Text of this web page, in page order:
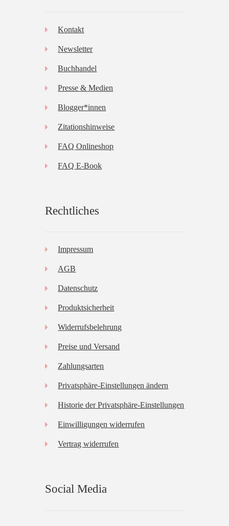
Kontakt
Newsletter
Buchhandel
Presse & Medien
Blogger*innen
Zitationshinweise
FAQ Onlineshop
FAQ E-Book
Rechtliches
Impressum
AGB
Datenschutz
Produktsicherheit
Widerrufsbelehrung
Preise und Versand
Zahlungsarten
Privatsphäre-Einstellungen ändern
Historie der Privatsphäre-Einstellungen
Einwilligungen widerrufen
Vertrag widerrufen
Social Media